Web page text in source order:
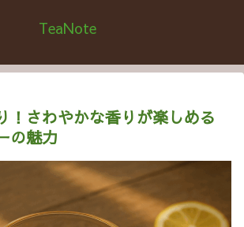
TeaNote
！さわやかな香りが楽しめる
の魅力